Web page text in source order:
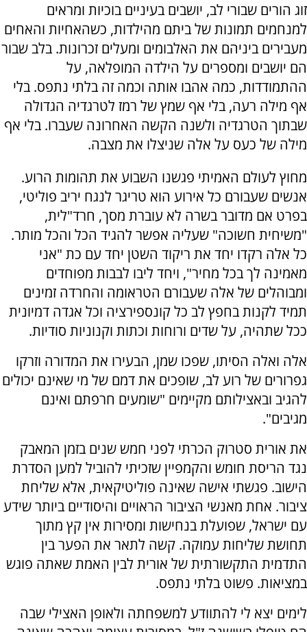
זוג הורים שבורי לב, יושבים בעיניים בוכיות ומראים
למנחמים תמונות של ביתם מהילדות, כשהאחיות והאחים
מעבירים ביניהם את האלבומים ומעלים זכרונות. בלב שבור
הם יושבים ומספרים על הילדה המופלאה, על
ההתמודדות, כמה אהבו אותה וכמה זה בלתי נתפס. בלי
אף מילה רעה, בלי אף שמץ של רמז לטרגדיה הגדולה
שבתוך הטרגדיה ולשנה הקשה האחרונה שעברו. בלי אף
מילה של כעס על אלה שניצלו את מצבה.
מחוץ לעולם האמיתי פגשנו השבוע את תהומות הרוע.
אנשים שעבורם כל אירוע הוא טריגר לנגח יריב פוליטי,
בפרט אם מדובר בשרה לא עוברת מסך, חרד"לית,
"משיחית חשוכה" שעליה אפשר להגיד הכל והכל מותר.
כל אלה רקדו יחד את ריקוד השטן יחד עם כת "אני
מאמינה לך בכל מחיר", ויחד ליבו לבבות מפוחדים
ומבוהלים של אלה שעבורם הטראומה והחרדה זמינים
תמיד לקנות בחפץ לב כל קונספירציה וכל אגדה דמיונית
ככל שתהיה, על שדים ורוחות וכתות וקנוניות סודיות.
אלה ואלה הסיתו, שפכו שמן, הבעירו את המדורה וזרקו
גפרורים של רוע לב, שופכים את דמם של מי שאינם יכולים
להגיב ובאצילותם מקיימים "שומעים חרפתם ואינם
מגיבים".
את אורית סטרוק הכרתי לפני חמש שנים בזמן המאבק
נגד הריסת חומש והקמפיין שזכיתי להוביל למען הסדרת
הישוב. פגשתי אישה שאינה פוליטיקאית, אלא שליחת
ציבור. אחת מאנשי הציבור הראויים והיסודיים ביותר שידע
עם ישראל, שפועלת בנחישות ומסירות אין קץ מתוך
תחושת שליחות עמוקה. קשה לתאר את הפער בין
התדמית התקשורתית של אורית לבין האמת שאתה פוגש
במציאות. פשוט בלתי נתפס.
לימים יצא לי להתוודע למשפחתה ולאופן האצילי שבה